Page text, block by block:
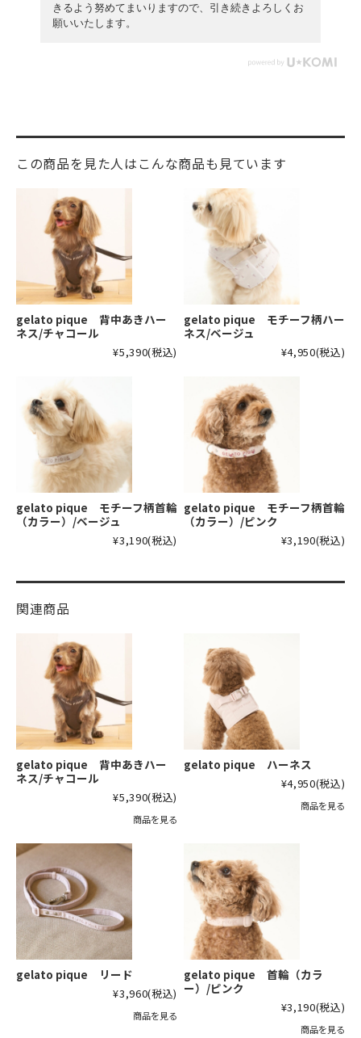
きるよう努めてまいりますので、引き続きよろしくお
願いいたします。
この商品を見た人はこんな商品も見ています
gelato pique 背中あきハー
ネス/チャコール
¥5,390(税込)
gelato pique モチーフ柄ハー
ネス/ベージュ
¥4,950(税込)
gelato pique モチーフ柄首輪
（カラー）/ベージュ
¥3,190(税込)
gelato pique モチーフ柄首輪
（カラー）/ピンク
¥3,190(税込)
関連商品
gelato pique 背中あきハー
ネス/チャコール
¥5,390(税込)
商品を見る
gelato pique ハーネス
¥4,950(税込)
商品を見る
gelato pique リード
¥3,960(税込)
商品を見る
gelato pique 首輪（カラ
ー）/ピンク
¥3,190(税込)
商品を見る